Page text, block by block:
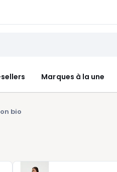
Marques à la une
bio